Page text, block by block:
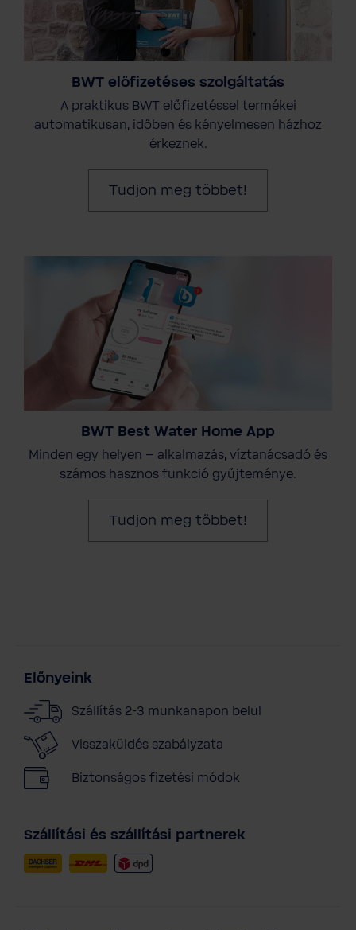
BWT előfizetéses szolgáltatás
A praktikus BWT előfizetéssel termékei
automatikusan, időben és kényelmesen házhoz
érkeznek.
Tudjon meg többet!
BWT Best Water Home App
Minden egy helyen – alkalmazás, víztanácsadó és
számos hasznos funkció gyűjteménye.
Tudjon meg többet!
Előnyeink
Szállítás 2-3 munkanapon belül
Visszaküldés szabályzata
Biztonságos fizetési módok
Szállítási és szállítási partnerek